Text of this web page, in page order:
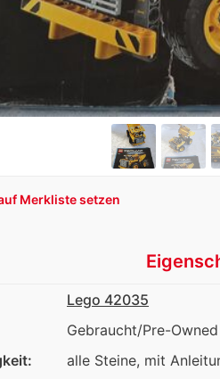
Merkliste setzen
Lego 42035
Gebraucht/Pre-Owned
alle Steine, mit